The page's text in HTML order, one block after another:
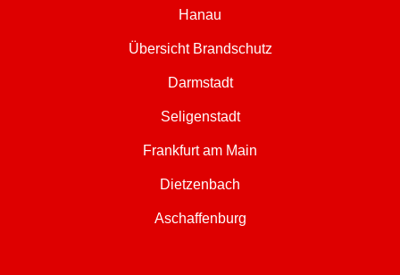
Hanau
Übersicht Brandschutz
Darmstadt
Seligenstadt
Frankfurt am Main
Dietzenbach
Aschaffenburg